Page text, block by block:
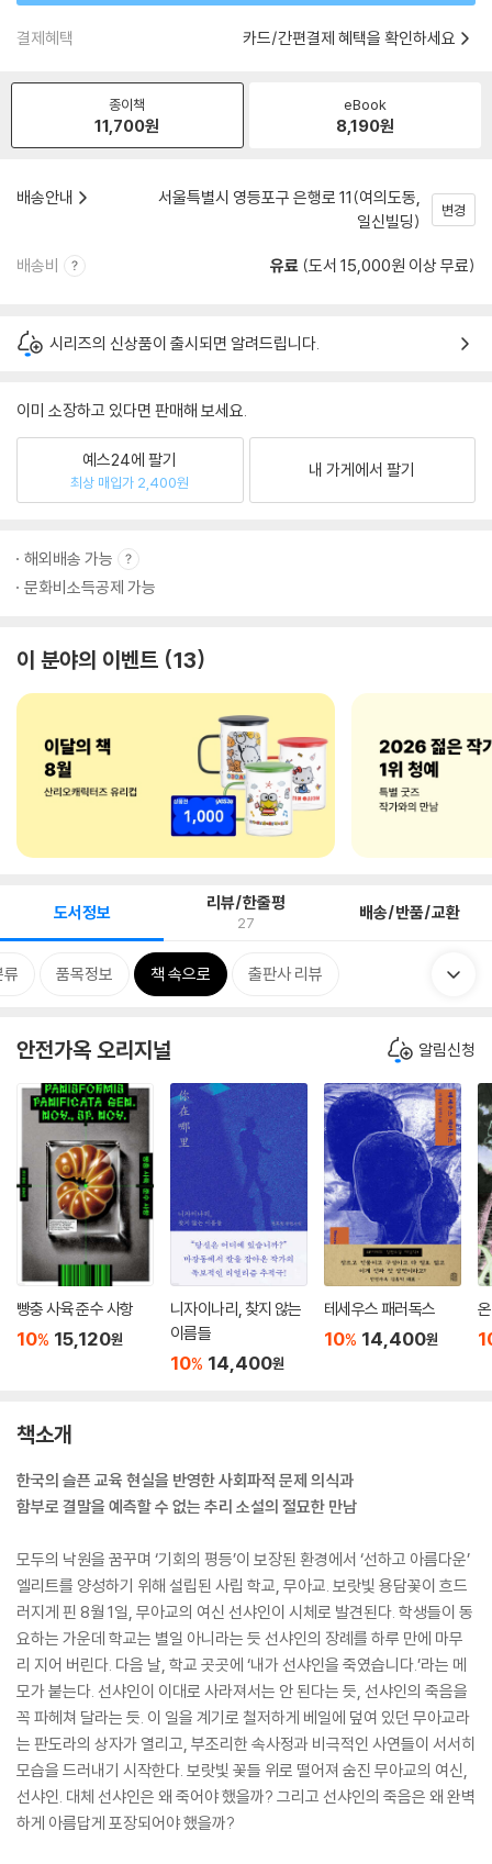
결제혜택 카드/간편결제 혜택을 확인하세요
종이책
11,700원
eBook
8,190원
배송안내
서울특별시 영등포구 은행로 11(여의도동,
일신빌딩)
변경
배송비 유료 (도서 15,000원 이상 무료)
시리즈의 신상품이 출시되면 알려드립니다.
이미 소장하고 있다면 판매해 보세요.
예스24에 팔기
최상 매입가 2,400원
내 가게에서 팔기
해외배송 가능
문화비소득공제 가능
이 분야의 이벤트 13
도서정보 리뷰/한줄평
27 배송/반품/교환
류 품목정보 책 속으로 출판사 리뷰
안전가옥 오리지널 알림신청
빵충 사육 준수 사항
10% 15,120원
니자이나리, 찾지 않는
이름들
10% 14,400원
테세우스 패러독스
10% 14,400원
책소개
한국의 슬픈 교육 현실을 반영한 사회파적 문제 의식과
함부로 결말을 예측할 수 없는 추리 소설의 절묘한 만남
모두의 낙원을 꿈꾸며 ‘기회의 평등’이 보장된 환경에서 ‘선하고 아름다운’
엘리트를 양성하기 위해 설립된 사립 학교, 무아교. 보랏빛 용담꽃이 흐드
러지게 핀 8월 1일, 무아교의 여신 선샤인이 시체로 발견된다. 학생들이 동
요하는 가운데 학교는 별일 아니라는 듯 선샤인의 장례를 하루 만에 마무
리 지어 버린다. 다음 날, 학교 곳곳에 ‘내가 선샤인을 죽였습니다.’라는 메
모가 붙는다. 선샤인이 이대로 사라져서는 안 된다는 듯, 선샤인의 죽음을
꼭 파헤쳐 달라는 듯. 이 일을 계기로 철저하게 베일에 덮여 있던 무아교라
는 판도라의 상자가 열리고, 부조리한 속사정과 비극적인 사연들이 서서히
모습을 드러내기 시작한다. 보랏빛 꽃들 위로 떨어져 숨진 무아교의 여신,
선샤인. 대체 선샤인은 왜 죽어야 했을까? 그리고 선샤인의 죽음은 왜 완벽
하게 아름답게 포장되어야 했을까?